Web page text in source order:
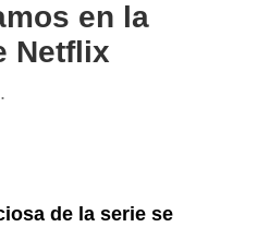
en la
Netflix
de la serie se